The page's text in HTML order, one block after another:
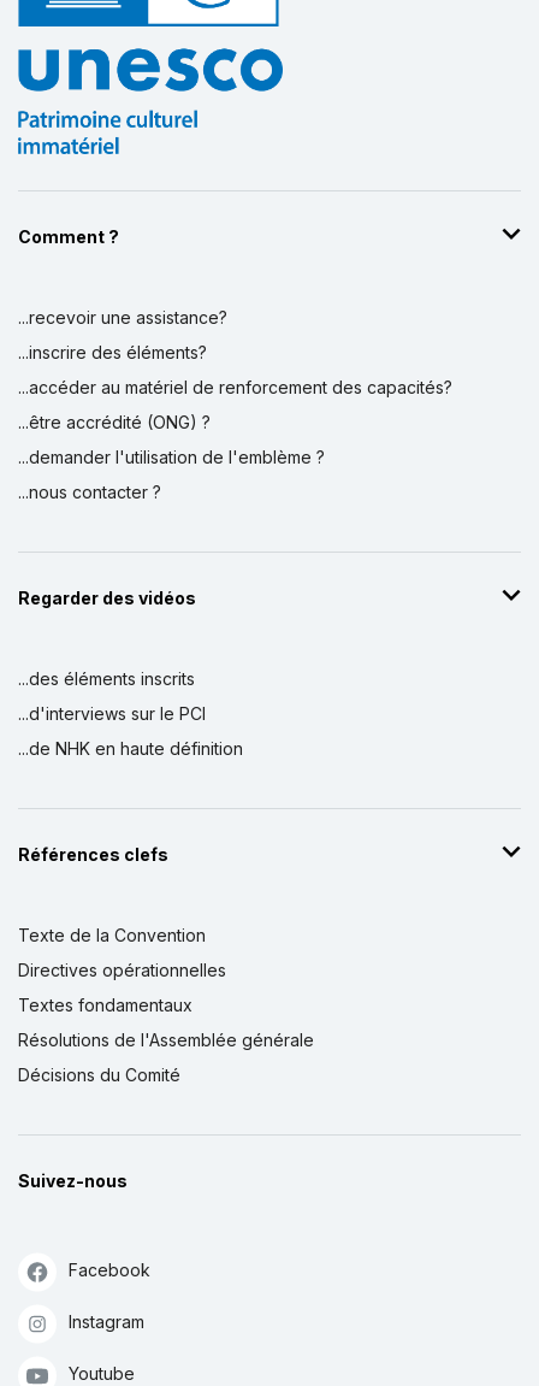
Comment ?
...recevoir une assistance?
...inscrire des éléments?
...accéder au matériel de renforcement des capacités?
...être accrédité (ONG) ?
...demander l'utilisation de l'emblème ?
...nous contacter ?
Regarder des vidéos
...des éléments inscrits
...d'interviews sur le PCI
...de NHK en haute définition
Références clefs
Texte de la Convention
Directives opérationnelles
Textes fondamentaux
Résolutions de l'Assemblée générale
Décisions du Comité
Suivez-nous
Facebook
Instagram
Youtube